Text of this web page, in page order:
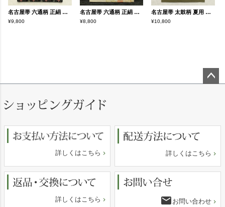
名古屋帯 六通柄 正絹 古典柄 通し仕立て なごや帯 リサイクル帯 比翼仕立て 帯 黒
¥9,800
名古屋帯 六通柄 正絹 花柄 名古屋仕立て なごや帯 リサイクル帯 帯 箔 金糸 ベージュ
¥8,800
名古屋帯 太鼓柄 夏用 正絹 木の葉・植物柄 松葉仕立て なごや帯 リサイクル帯 帯 緑・うぐいす色
¥10,800
詳しくはこちら 詳しくはこちら
詳しくはこちら email お問い合わせ